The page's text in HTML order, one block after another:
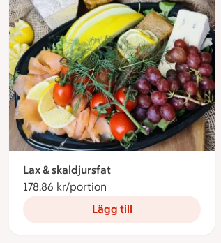
Lax & skaldjursfat
178.86 kr/portion
Lägg till